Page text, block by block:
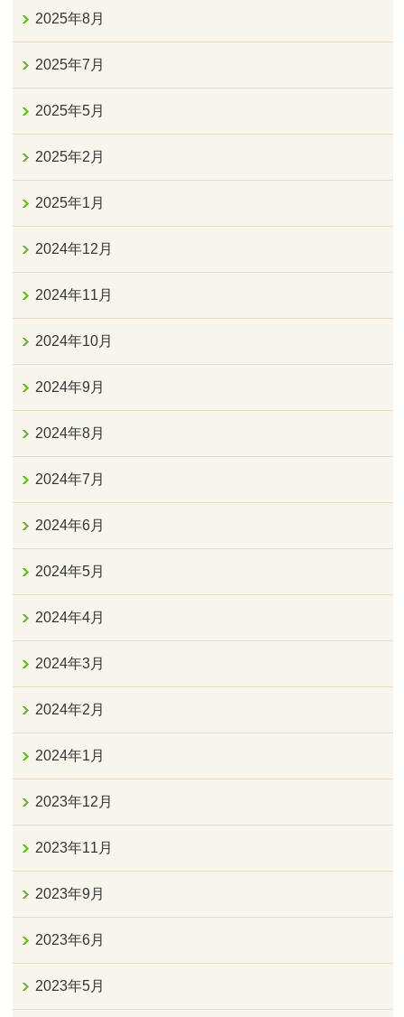
2025年8月
2025年7月
2025年5月
2025年2月
2025年1月
2024年12月
2024年11月
2024年10月
2024年9月
2024年8月
2024年7月
2024年6月
2024年5月
2024年4月
2024年3月
2024年2月
2024年1月
2023年12月
2023年11月
2023年9月
2023年6月
2023年5月